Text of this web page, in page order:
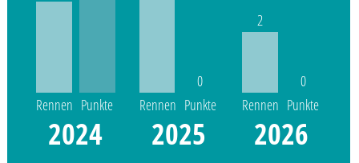
Rennen Punkte
2024
Rennen
0
Punkte
2025
2
Rennen
0
Punkte
2026